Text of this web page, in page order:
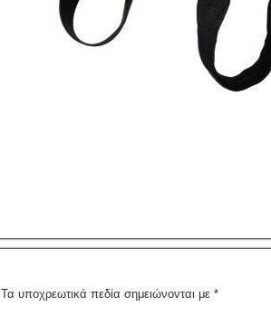
Τα υποχρεωτικά πεδία σημειώνονται με *